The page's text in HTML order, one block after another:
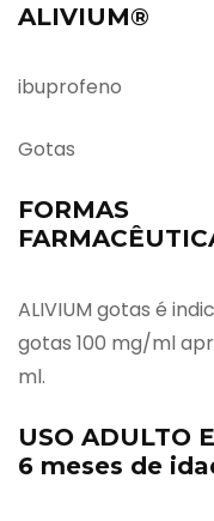
ALIVIUM®
ibuprofeno
Gotas
FORMAS
ALIVIUM gotas é
gotas 100 mg/ml
ml.
USO ADULTO
6 meses de